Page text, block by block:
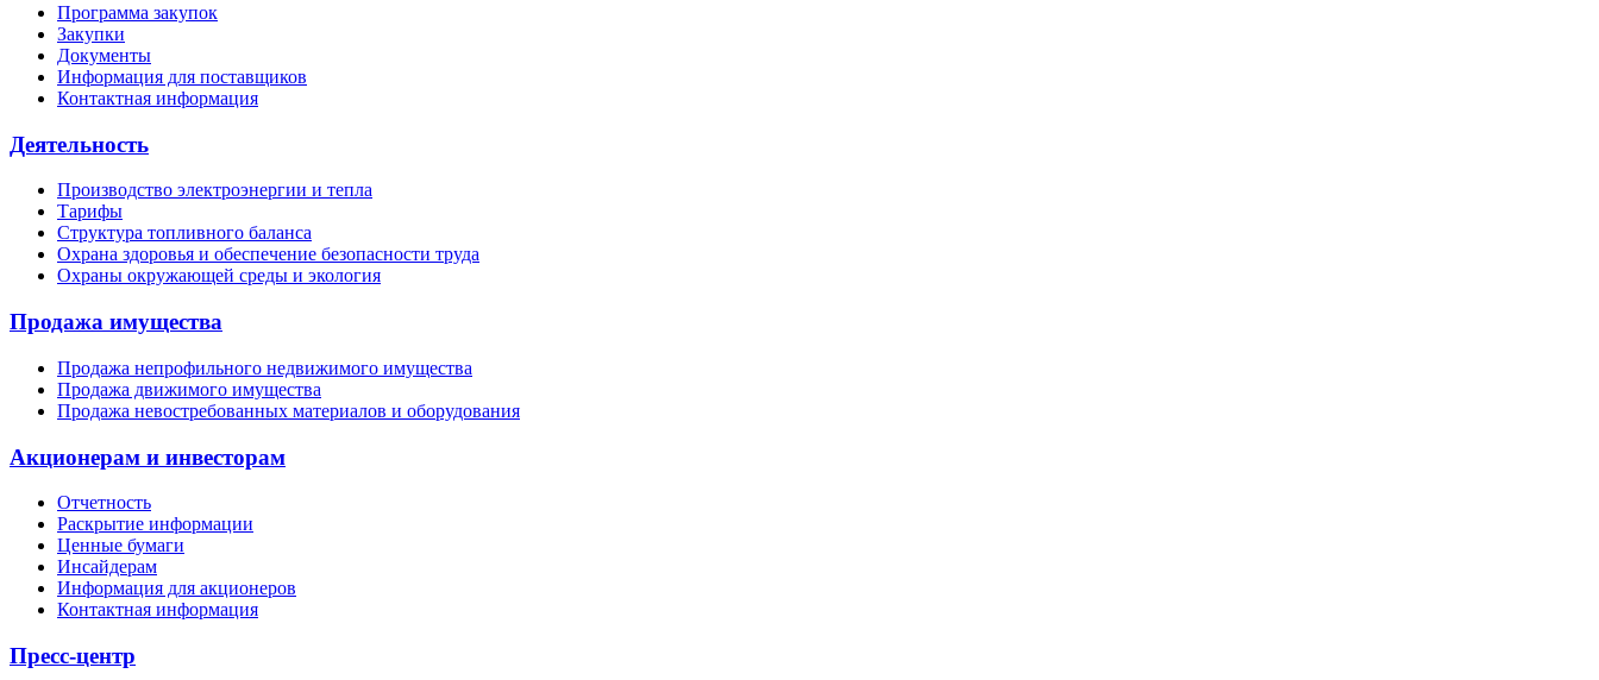
Программа закупок
Закупки
Документы
Информация для поставщиков
Контактная информация
Деятельность
Производство электроэнергии и тепла
Тарифы
Структура топливного баланса
Охрана здоровья и обеспечение безопасности труда
Охраны окружающей среды и экология
Продажа имущества
Продажа непрофильного недвижимого имущества
Продажа движимого имущества
Продажа невостребованных материалов и оборудования
Акционерам и инвесторам
Отчетность
Раскрытие информации
Ценные бумаги
Инсайдерам
Информация для акционеров
Контактная информация
Пресс-центр